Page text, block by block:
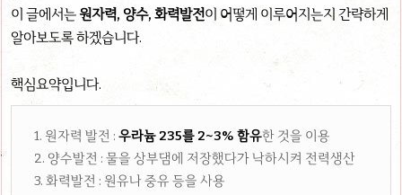
이 글에서는 원자력, 양수, 화력발전이 어떻게 이루어지는지 간략하게
알아보도록 하겠습니다.
핵심요약입니다.
1. 원자력 발전 : 우라늄 235를 2~3% 함유한 것을 이용
2. 양수발전 : 물을 상부댐에 저장했다가 낙하시켜 전력생산
3. 화력발전 : 원유나 중유 등을 사용